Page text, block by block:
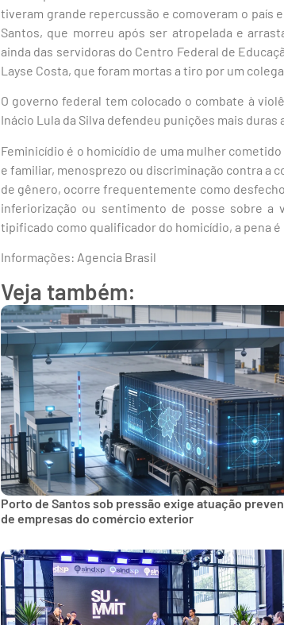
tiveram grande repercussão e comoveram o país
Santos, que morreu após ser atropelada e
ainda das servidoras do Centro Federal de
Layse Costa, que foram mortas a tiro por um
O governo federal tem colocado o combate à
Inácio Lula da Silva defendeu punições mais duras
Feminicídio é o homicídio de uma mulher
e familiar, menosprezo ou discriminação contra a
de gênero, ocorre frequentemente como
inferiorização ou sentimento de posse sobre a
tipificado como qualificador do homicídio, a pena é
Informações: Agencia Brasil
Veja também:
Porto de Santos sob pressão exige atuação
de empresas do comércio exterior